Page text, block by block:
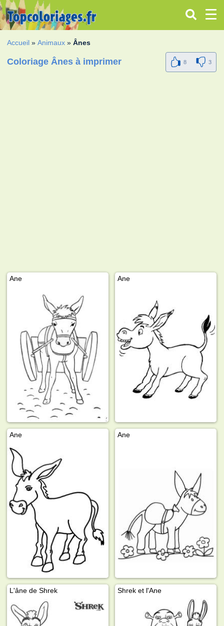
Accueil »Animaux »Ânes
Coloriage Ânes à imprimer 8 3
Ane Ane
Ane Ane
L'âne de Shrek Shrek et l'Ane